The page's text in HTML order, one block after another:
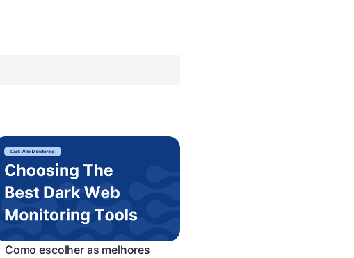
Como escolher as melhores